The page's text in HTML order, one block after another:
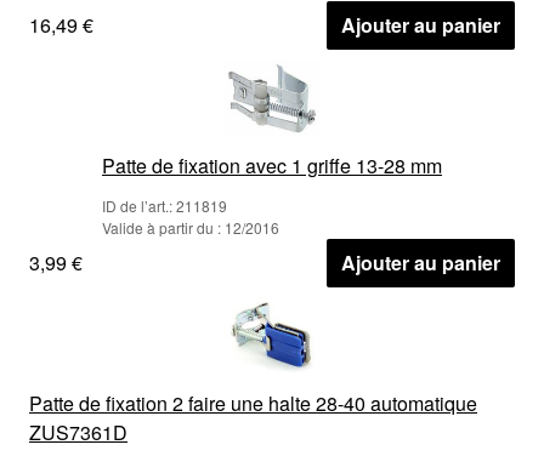
16,49 € Ajouter au panier
Patte de fixation avec 1 griffe 13-28 mm
ID de l’art.: 211819
Valide à partir du : 12/2016
3,99 € Ajouter au panier
Patte de fixation 2 faire une halte 28-40 automatique
ZUS7361D